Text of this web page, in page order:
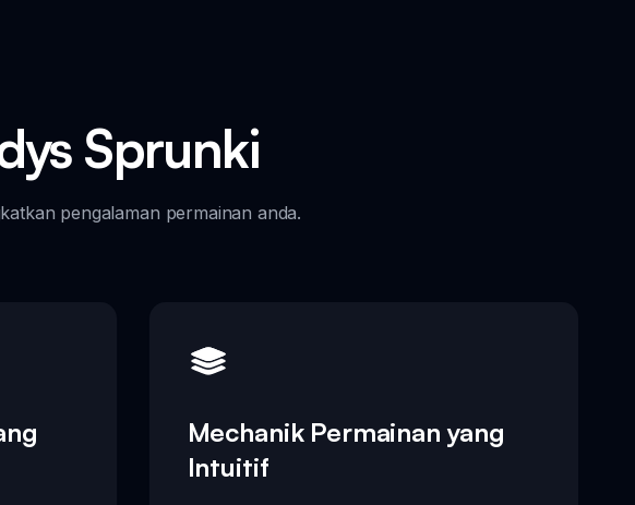
Sprunki
pengalaman permainan anda.
Mechanik Permainan yang
Intuitif